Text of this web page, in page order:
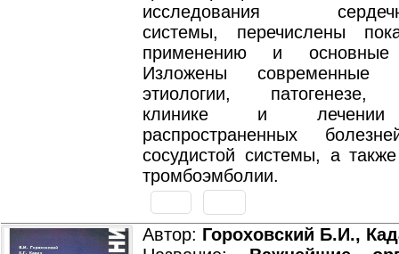
исследования
системы, перечислены
применению и основные
Изложены
этиологии, патогенезе,
клинике и лечении
распространенных
сосудистой системы, а
тромбоэмболии.
Автор: Гороховский Б.И.,